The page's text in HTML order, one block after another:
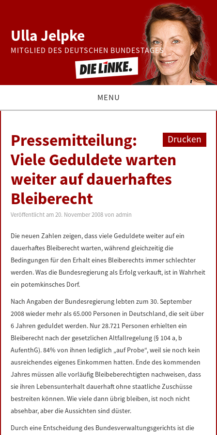
Ulla Jelpke
MITGLIED DES DEUTSCHEN BUNDESTAGES
MENU
BUNDESTAG
PRESSE
ZUR PERSON
DATENSCHUTZERKLÄRUNG
Drucken
Pressemitteilung:
Viele Geduldete warten
weiter auf dauerhaftes
Bleiberecht
Veröffentlicht am20. November 2008 vonadmin
Die neuen Zahlen zeigen, dass viele Geduldete weiter auf ein
dauerhaftes Bleiberecht warten, während gleichzeitig die
Bedingungen für den Erhalt eines Bleiberechts immer schlechter
werden. Was die Bundesregierung als Erfolg verkauft, ist in Wahrheit
ein potemkinsches Dorf.
Nach Angaben der Bundesregierung lebten zum 30. September
2008 wieder mehr als 65.000 Personen in Deutschland, die seit über
6 Jahren geduldet werden. Nur 28.721 Personen erhielten ein
Bleiberecht nach der gesetzlichen Altfallregelung (§ 104 a, b
AufenthG). 84% von ihnen lediglich „auf Probe“, weil sie noch kein
ausreichendes eigenes Einkommen hatten. Ende des kommenden
Jahres müssen alle vorläufig Bleibeberechtigten nachweisen, dass
sie ihren Lebensunterhalt dauerhaft ohne staatliche Zuschüsse
bestreiten können. Wie viele dann übrig bleiben, ist noch nicht
absehbar, aber die Aussichten sind düster.
Durch eine Entscheidung des Bundesverwaltungsgerichts ist die